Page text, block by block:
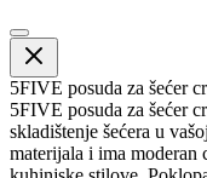
5FIVE posuda za šećer
5FIVE posuda za šećer
skladištenje šećera u
materijala i ima